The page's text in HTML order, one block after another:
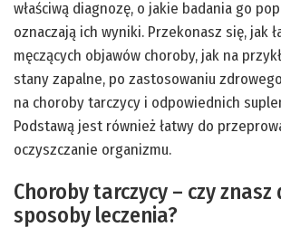
właściwą diagnozę, o jakie badania go
oznaczają ich wyniki. Przekonasz się, jak
męczących objawów choroby, jak na
stany zapalne, po zastosowaniu
na choroby tarczycy i odpowiednich
Podstawą jest również łatwy do
oczyszczanie organizmu.
Choroby tarczycy – czy znasz
sposoby leczenia?